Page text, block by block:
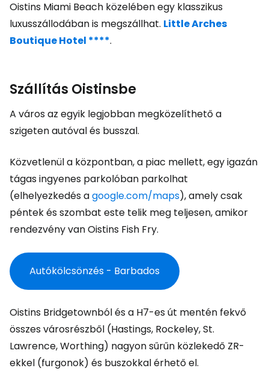
Oistins Miami Beach közelében egy klasszikus
luxusszállodában is megszállhat. Little Arches
Boutique Hotel ****.
Szállítás Oistinsbe
A város az egyik legjobban megközelíthető a
szigeten autóval és busszal.
Közvetlenül a központban, a piac mellett, egy igazán
tágas ingyenes parkolóban parkolhat
(elhelyezkedés agoogle.com/maps), amely csak
péntek és szombat este telik meg teljesen, amikor
rendezvény vanOistins Fish Fry.
Autókölcsönzés - Barbados
Oistins Bridgetownból és a H7-es út mentén fekvő
összes városrészből (Hastings, Rockeley, St.
Lawrence, Worthing) nagyon sűrűn közlekedő ZR-
ekkel (furgonok) és buszokkal érhető el.